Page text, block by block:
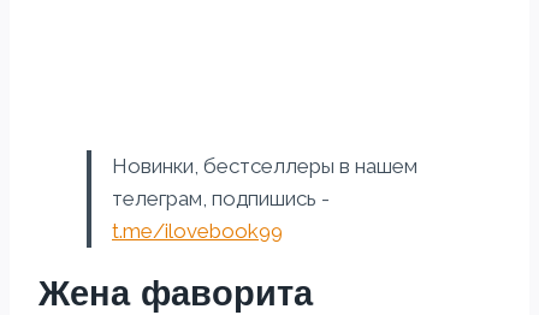
Новинки, бестселлеры в нашем
телеграм, подпишись -
t.me/ilovebook99
Жена фаворита